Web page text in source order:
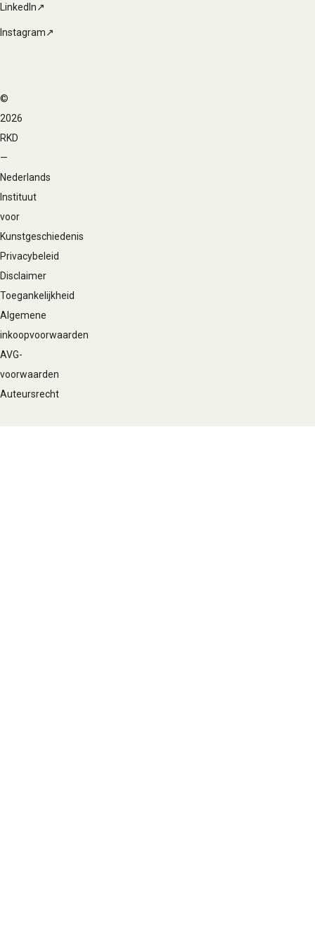
LinkedIn↗
Instagram↗
Voet
navigatie
©
2026
RKD
—
Nederlands
Instituut
voor
Kunstgeschiedenis
Privacybeleid
Disclaimer
Toegankelijkheid
Algemene
inkoopvoorwaarden
AVG-
voorwaarden
Auteursrecht